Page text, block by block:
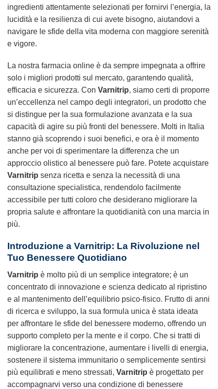
ingredienti attentamente selezionati per fornirvi l’energia, la
lucidità e la resilienza di cui avete bisogno, aiutandovi a
navigare le sfide della vita moderna con maggiore serenità
e vigore.
La nostra farmacia online è da sempre impegnata a offrire
solo i migliori prodotti sul mercato, garantendo qualità,
efficacia e sicurezza. Con Varnitrip, siamo certi di proporre
un’eccellenza nel campo degli integratori, un prodotto che
si distingue per la sua formulazione avanzata e la sua
capacità di agire su più fronti del benessere. Molti in Italia
stanno già scoprendo i suoi benefici, e ora è il momento
anche per voi di sperimentare la differenza che un
approccio olistico al benessere può fare. Potete acquistare
Varnitrip senza ricetta e senza la necessità di una
consultazione specialistica, rendendolo facilmente
accessibile per tutti coloro che desiderano migliorare la
propria salute e affrontare la quotidianità con una marcia in
più.
Introduzione a Varnitrip: La Rivoluzione nel
Tuo Benessere Quotidiano
Varnitrip è molto più di un semplice integratore; è un
concentrato di innovazione e scienza dedicato al ripristino
e al mantenimento dell’equilibrio psico-fisico. Frutto di anni
di ricerca e sviluppo, la sua formula unica è stata ideata
per affrontare le sfide del benessere moderno, offrendo un
supporto completo per la mente e il corpo. Che si tratti di
migliorare la concentrazione, aumentare i livelli di energia,
sostenere il sistema immunitario o semplicemente sentirsi
più equilibrati e meno stressati, Varnitrip è progettato per
accompagnarvi verso una condizione di benessere